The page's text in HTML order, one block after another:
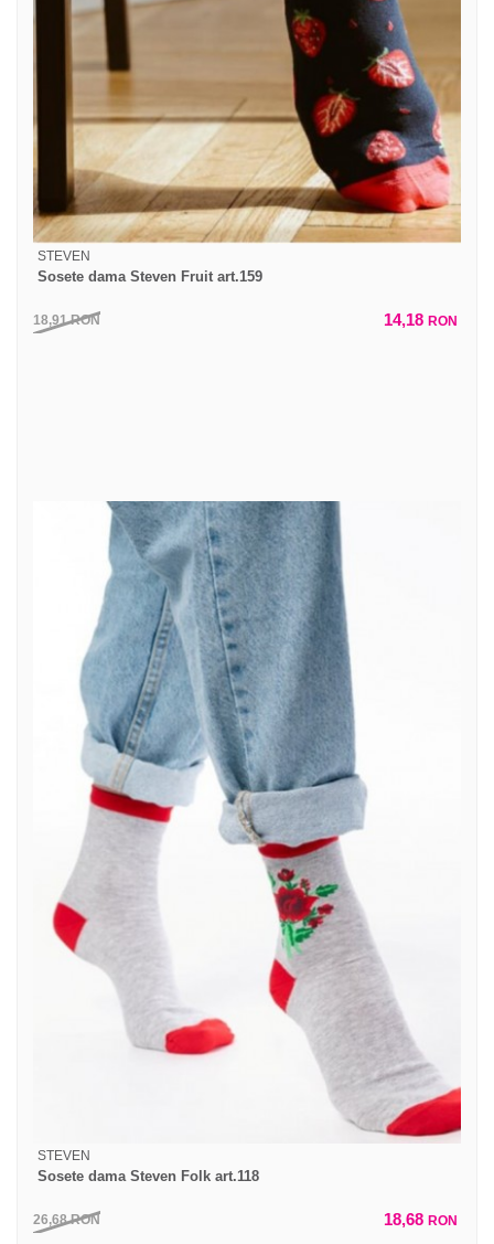
STEVEN
Sosete dama Steven Fruit art.159
18,91RON 14,18 RON
STEVEN
Sosete dama Steven Folk art.118
26,68RON 18,68 RON